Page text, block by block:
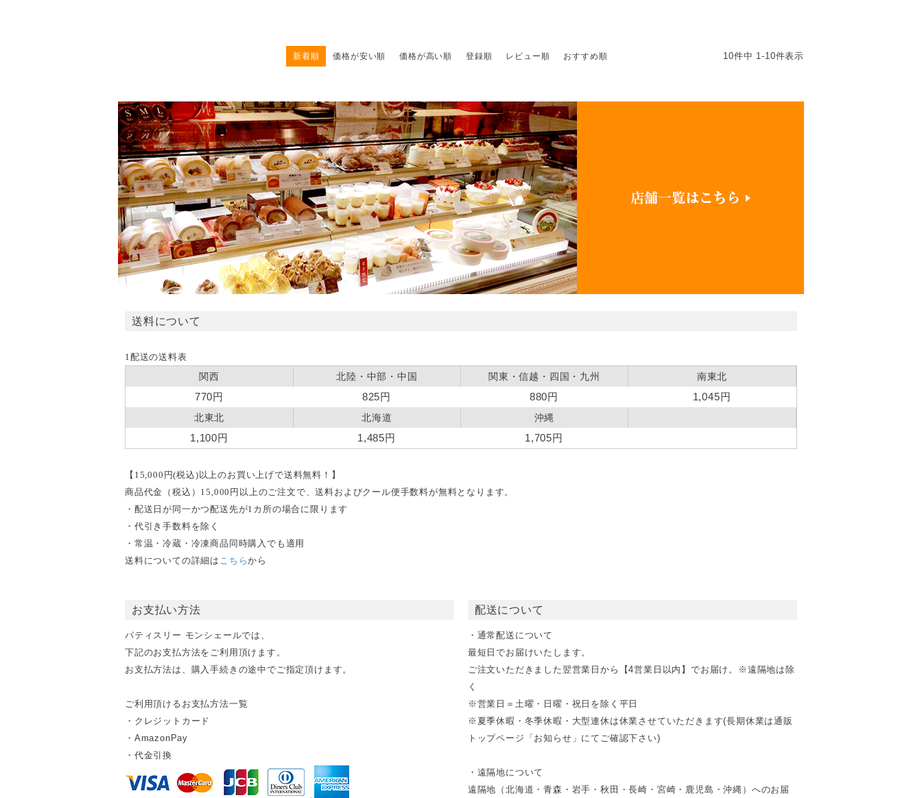
新着順 価格が安い順 価格が高い順 登録順 レビュー順 おすすめ順 10件中 1-10件表示
送料について
1配送の送料表
関西 北陸・中部・中国 関東・信越・四国・九州 南東北
770円 825円 880円 1,045円
北東北 北海道 沖縄
1,100円 1,485円 1,705円
【15,000円(税込)以上のお買い上げで送料無料！】
商品代金（税込）15,000円以上のご注文で、送料およびクール便手数料が無料となります。
・配送日が同一かつ配送先が1カ所の場合に限ります
・代引き手数料を除く
・常温・冷蔵・冷凍商品同時購入でも適用
送料についての詳細は こちらから
お支払い方法
パティスリー モンシェールでは、
下記のお支払方法をご利用頂けます。
お支払方法は、購入手続きの途中でご指定頂けます。
ご利用頂けるお支払方法一覧
・クレジットカード
・AmazonPay
・代金引換
配送について
・通常配送について
最短日でお届けいたします。
ご注文いただきました翌営業日から【4営業日以内】でお届け。※遠隔地は除
く
※営業日＝土曜・日曜・祝日を除く平日
※夏季休暇・冬季休暇・大型連休は休業させていただきます(長期休業は通販
トップページ「お知らせ」にてご確認下さい)
・遠隔地について
遠隔地（北海道・青森・岩手・秋田・長崎・宮崎・鹿児島・沖縄）へのお届